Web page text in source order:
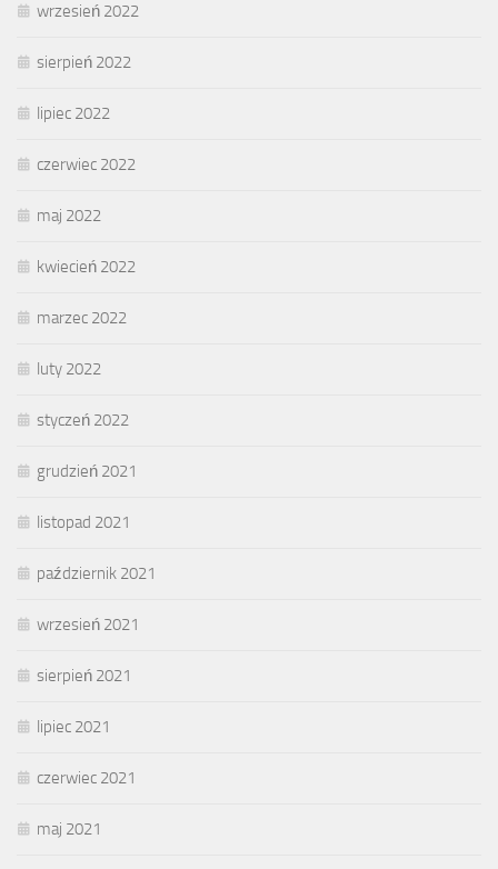
wrzesień 2022
sierpień 2022
lipiec 2022
czerwiec 2022
maj 2022
kwiecień 2022
marzec 2022
luty 2022
styczeń 2022
grudzień 2021
listopad 2021
październik 2021
wrzesień 2021
sierpień 2021
lipiec 2021
czerwiec 2021
maj 2021